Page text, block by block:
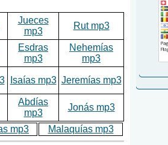
Jueces
mp3
Rut mp3
Esdras
mp3
Nehemías
mp3
Isaías mp3 Jeremías mp3
Abdías
mp3
Jonás mp3
mp3 Malaquías mp3